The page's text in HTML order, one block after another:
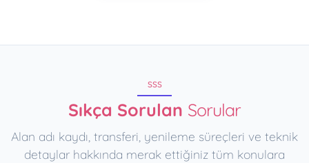
SSS
Sıkça Sorulan Sorular
Alan adı kaydı, transferi, yenileme süreçleri ve teknik
detaylar hakkında merak ettiğiniz tüm konulara